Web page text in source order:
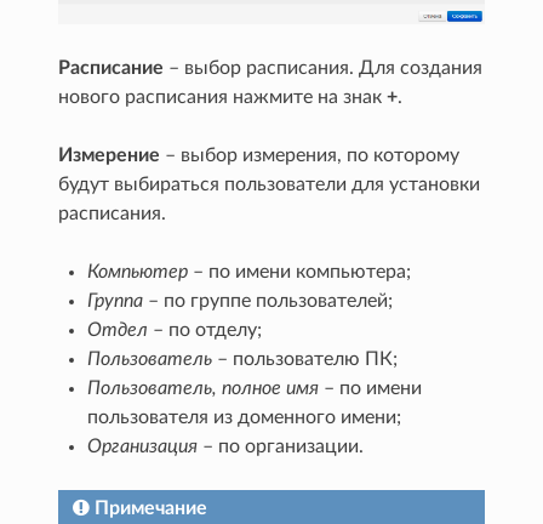
Расписание – выбор расписания. Для создания
нового расписания нажмите на знак+.
Измерение – выбор измерения, по которому
будут выбираться пользователи для установки
расписания.
Компьютер – по имени компьютера;
Группа – по группе пользователей;
Отдел – по отделу;
Пользователь – пользователю ПК;
Пользователь, полное имя – по имени
пользователя из доменного имени;
Организация – по организации.
Примечание